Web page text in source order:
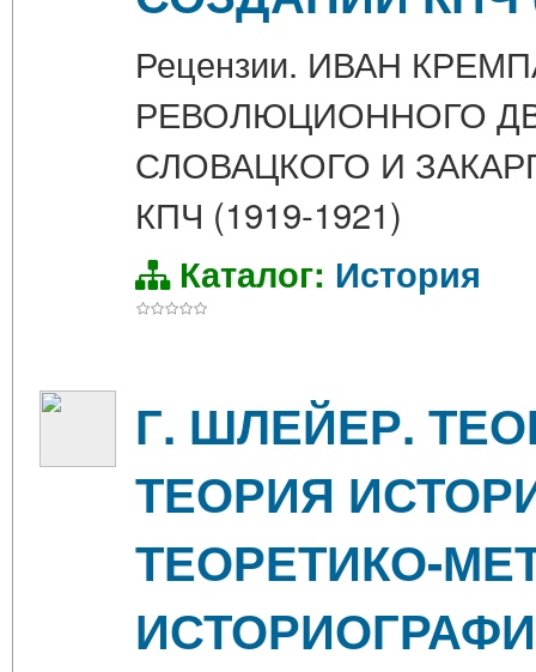
Рецензии. ИВАН
РЕВОЛЮЦИОННОГО
СЛОВАЦКОГО И
КПЧ (1919-1921)
Каталог: История
Г. ШЛЕЙЕР.
ТЕОРИЯ
ТЕОРЕТИКО-